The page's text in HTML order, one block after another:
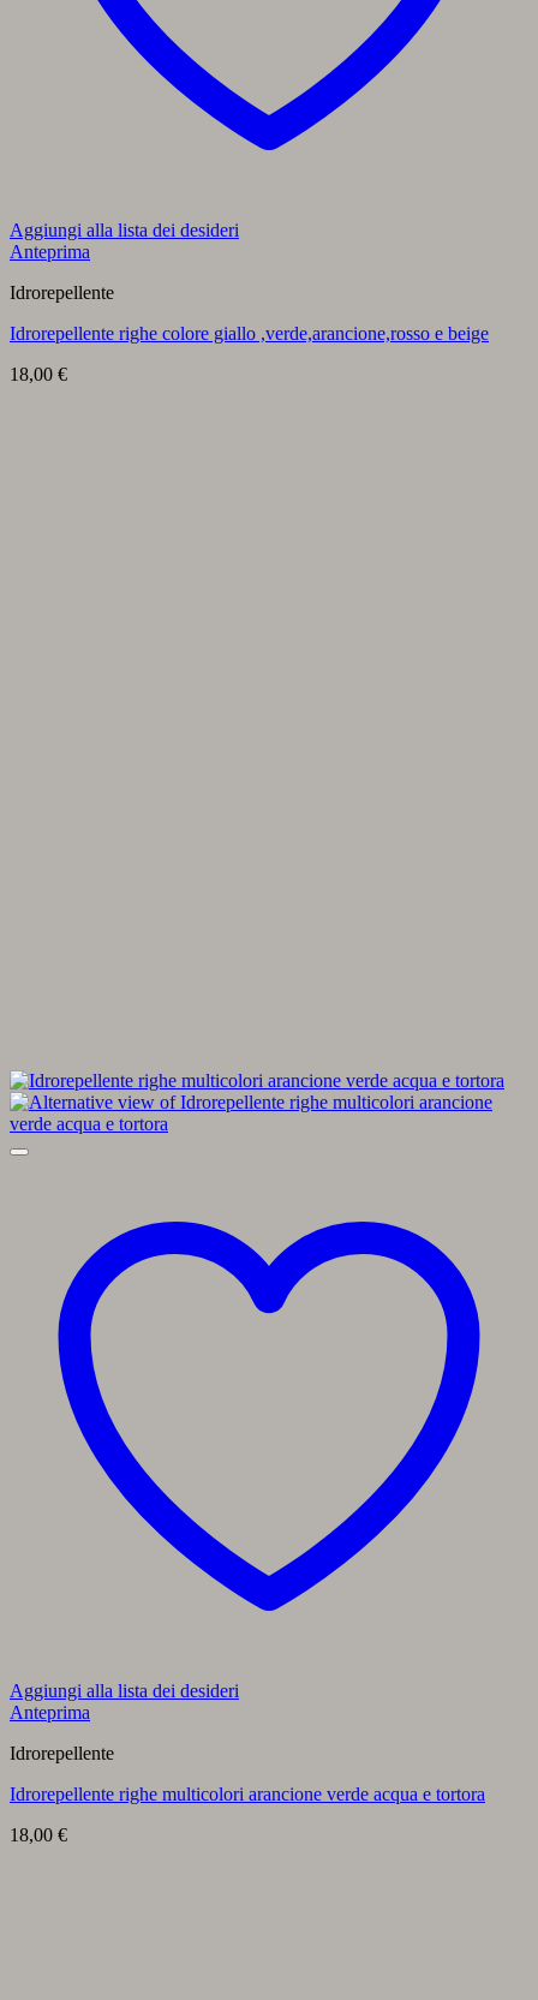
Aggiungi alla lista dei desideri
Anteprima
Idrorepellente
Idrorepellente righe colore giallo ,verde,arancione,rosso e beige
18,00 €
Aggiungi alla lista dei desideri
Anteprima
Idrorepellente
Idrorepellente righe multicolori arancione verde acqua e tortora
18,00 €